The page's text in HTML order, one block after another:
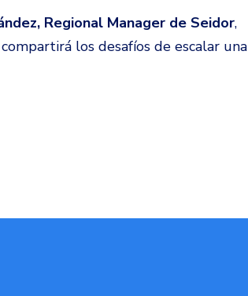
Regional Manager de Seidor,
los desafíos de escalar una